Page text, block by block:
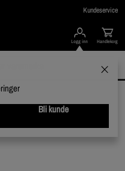
Kundeservice
Logg inn
Bli kunde
Handlekorg